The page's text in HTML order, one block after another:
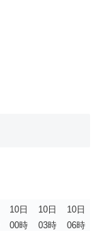
10日
00時
10日
03時
10日
06時